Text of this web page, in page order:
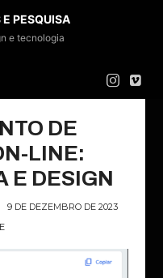
PESQUISA
e tecnologia
DE
LINE:
E DESIGN
9 DE DEZEMBRO DE 2023